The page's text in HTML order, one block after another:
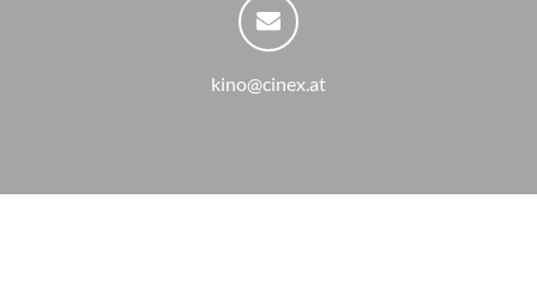
kino@cinex.at